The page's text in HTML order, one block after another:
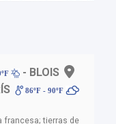
- BLOIS
86ºF - 90ºF
francesa; tierras de